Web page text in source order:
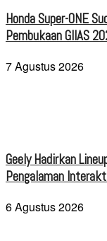
Honda Super-ONE
Pembukaan GIIAS
7 Agustus 2026
Geely Hadirkan
Pengalaman
6 Agustus 2026